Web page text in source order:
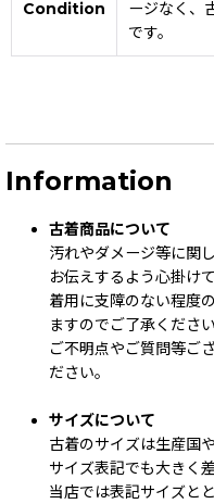
Condition
ージなく、
です。
Information
古着商品について
汚れやダメージ等に関
お伝えするよう心掛け
着用に支障のない程度
ますのでご了承ください
ご不明点やご質問等ご
ださい。
サイズについて
古着のサイズは生産国
サイズ表記でも大きく
当店では表記サイズと